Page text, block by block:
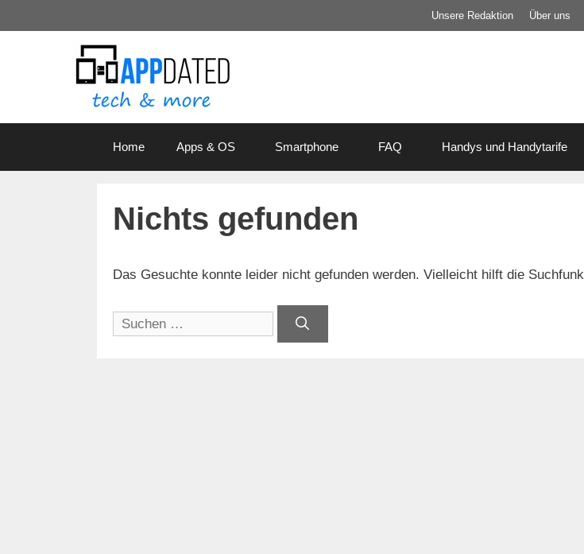
Inhalt
Unsere Redaktion Über uns
Home Apps & OS Smartphone FAQ Handys und Handytarife
Nichts gefunden
Das Gesuchte konnte leider nicht gefunden werden. Vielleicht hilft die
Suchen
nach: